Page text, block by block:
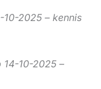
2025 – kennis
10-2025 –